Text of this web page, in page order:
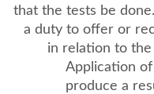
that the tests be
a duty to offer or
in relation to the
Application
produce a